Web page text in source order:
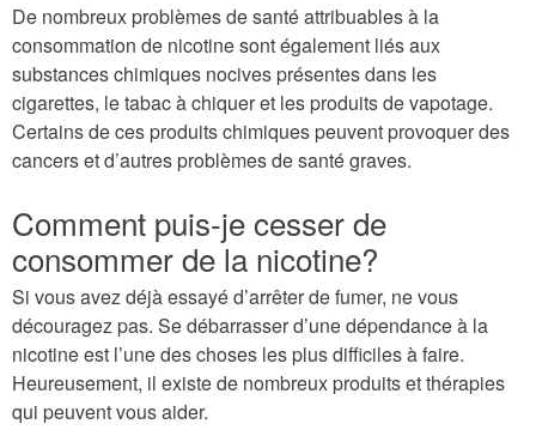
De nombreux problèmes de santé attribuables à la
consommation de nicotine sont également liés aux
substances chimiques nocives présentes dans les
cigarettes, le tabac à chiquer et les produits de vapotage.
Certains de ces produits chimiques peuvent provoquer des
cancers et d’autres problèmes de santé graves.
Comment puis-je cesser de
consommer de la nicotine?
Si vous avez déjà essayé d’arrêter de fumer, ne vous
découragez pas. Se débarrasser d’une dépendance à la
nicotine est l’une des choses les plus difficiles à faire.
Heureusement, il existe de nombreux produits et thérapies
qui peuvent vous aider.